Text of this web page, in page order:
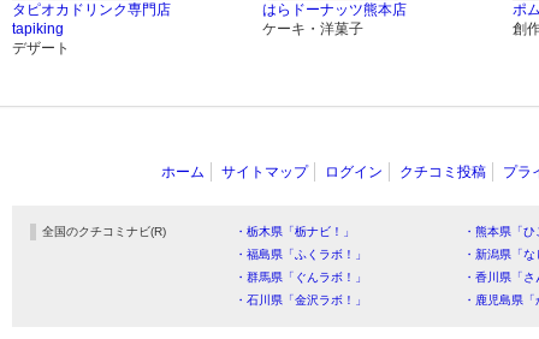
タピオカドリンク専門店
tapiking
デザート
はらドーナッツ熊本店
ケーキ・洋菓子
ポ
創
ホーム サイトマップ ログイン クチコミ投稿 プラ
全国のクチコミナビ(R) ・栃木県「栃ナビ！」
・熊本県「
・福島県「ふくラボ！」
・新潟県「
・群馬県「ぐんラボ！」
・香川県「
・石川県「金沢ラボ！」
・鹿児島県